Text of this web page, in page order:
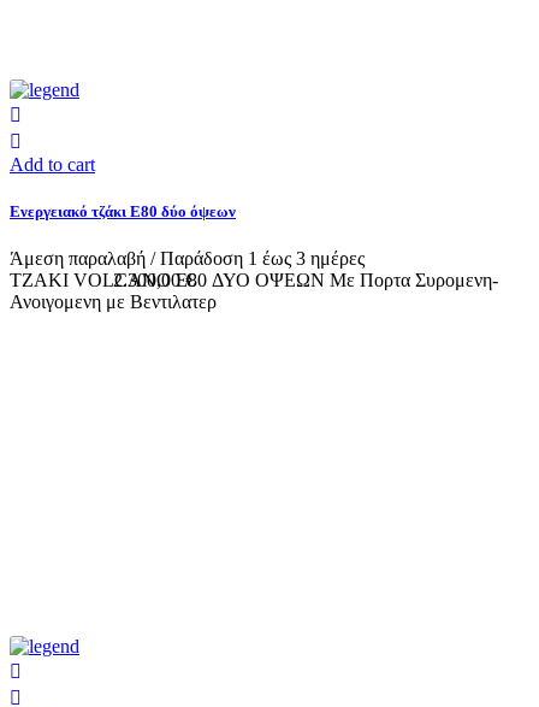
Add to cart
Ενεργειακό τζάκι Ε80 δύο όψεων
Άμεση παραλαβή / Παράδoση 1 έως 3 ημέρες
2.300,00 €
TZAKI VOLCANO E80 ΔΥΟ ΟΨΕΩΝ Με Πορτα Συρομενη-
Ανοιγομενη με Bεντιλατερ